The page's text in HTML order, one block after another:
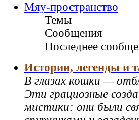
Мяу-пространство
Темы
Сообщения
Последнее
Истории, легенды и
В глазах кошки —
Эти грациозные
мистики: они были